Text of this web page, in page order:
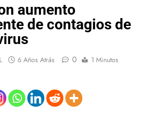
aumento
de contagios de
6 Años Atrás 0 1 Minutos